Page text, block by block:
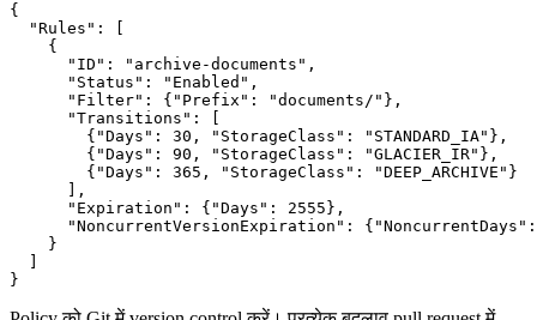
{
  "Rules": [
    {
      "ID": "archive-documents",
      "Status": "Enabled",
      "Filter": {"Prefix": "documents/"},
      "Transitions": [
        {"Days": 30, "StorageClass": "STANDARD_IA"},
        {"Days": 90, "StorageClass": "GLACIER_IR"},
        {"Days": 365, "StorageClass": "DEEP_ARCHIVE"}
      ],
      "Expiration": {"Days": 2555},
"NoncurrentVersionExpiration":
    }